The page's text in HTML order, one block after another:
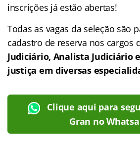
inscrições já estão abertas!
Todas as vagas da seleção são
cadastro de reserva nos cargos
Judiciário, Analista Judiciário
justiça em diversas
Clique aqui para
Gran no